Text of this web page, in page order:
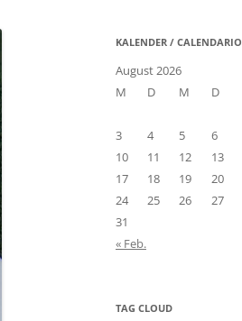
KALENDER / CALENDARIO
August 2026
M
D M D
3
4 5 6
10
11 12 13
17
18 19 20
24
25 26 27
31
« Feb.
TAG CLOUD